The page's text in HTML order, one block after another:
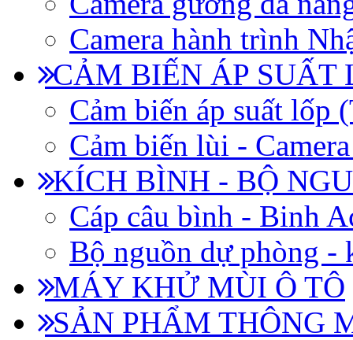
Camera hành trình
CẢM BIẾN ÁP SUẤT
Cảm biến áp suất lốp
Cảm biến lùi -
KÍCH BÌNH - BỘ
Cáp câu bình - Binh
Bộ nguồn dự phòng -
MÁY KHỬ MÙI Ô TÔ
SẢN PHẨM THÔNG